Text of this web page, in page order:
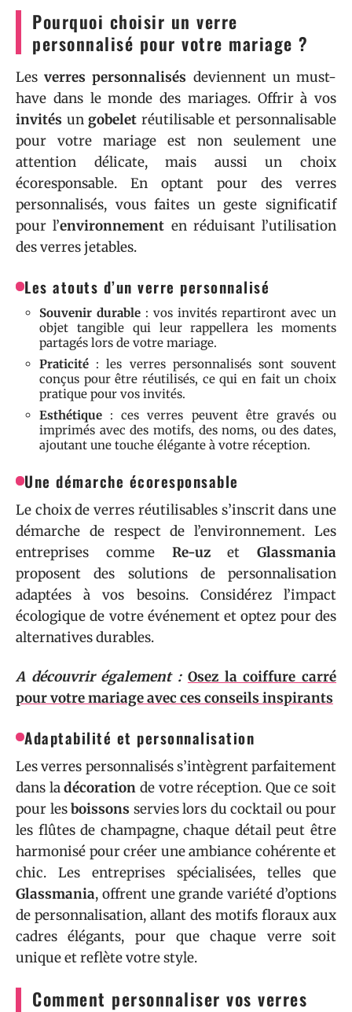
Pourquoi choisir un verre
personnalisé pour votre mariage ?
Lesverres personnalisés deviennent un must-
have dans le monde des mariages. Offrir à vos
invités ungobelet réutilisable et personnalisable
pour votre mariage est non seulement une
attention délicate, mais aussi un choix
écoresponsable. En optant pour des verres
personnalisés, vous faites un geste significatif
pour l’environnement en réduisant l’utilisation
des verres jetables.
Les atouts d’un verre personnalisé
Souvenir durable : vos invités repartiront avec un
objet tangible qui leur rappellera les moments
partagés lors de votre mariage.
Praticité : les verres personnalisés sont souvent
conçus pour être réutilisés, ce qui en fait un choix
pratique pour vos invités.
Esthétique : ces verres peuvent être gravés ou
imprimés avec des motifs, des noms, ou des dates,
ajoutant une touche élégante à votre réception.
Une démarche écoresponsable
Le choix de verres réutilisables s’inscrit dans une
démarche de respect de l’environnement. Les
entreprises comme Re-uzet Glassmania
proposent des solutions de personnalisation
adaptées à vos besoins. Considérez l’impact
écologique de votre événement et optez pour des
alternatives durables.
A découvrir également : Osez la coiffure carré
pour votre mariage avec ces conseils inspirants
Adaptabilité et personnalisation
Les verres personnalisés s’intègrent parfaitement
dans ladécoration de votre réception. Que ce soit
pour lesboissons servies lors du cocktail ou pour
les flûtes de champagne, chaque détail peut être
harmonisé pour créer une ambiance cohérente et
chic. Les entreprises spécialisées, telles que
Glassmania, offrent une grande variété d’options
de personnalisation, allant des motifs floraux aux
cadres élégants, pour que chaque verre soit
unique et reflète votre style.
Comment personnaliser vos verres